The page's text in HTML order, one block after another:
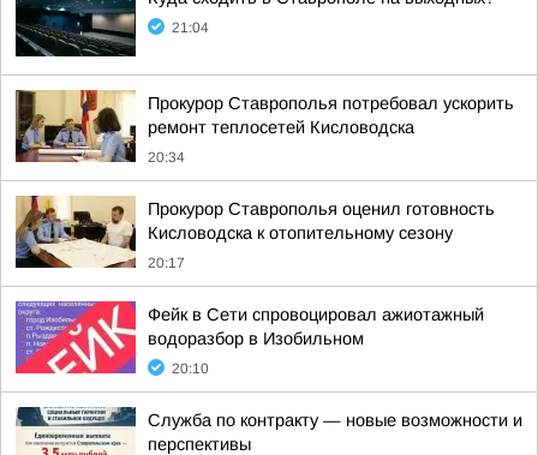
21:04
Прокурор Ставрополья потребовал ускорить
ремонт теплосетей Кисловодска
20:34
Прокурор Ставрополья оценил готовность
Кисловодска к отопительному сезону
20:17
Фейк в Сети спровоцировал ажиотажный
водоразбор в Изобильном
20:10
Служба по контракту — новые возможности и
перспективы